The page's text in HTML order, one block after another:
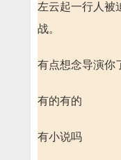
左云起一行人被
战。
有点想念导演你
有的有的
有小说吗